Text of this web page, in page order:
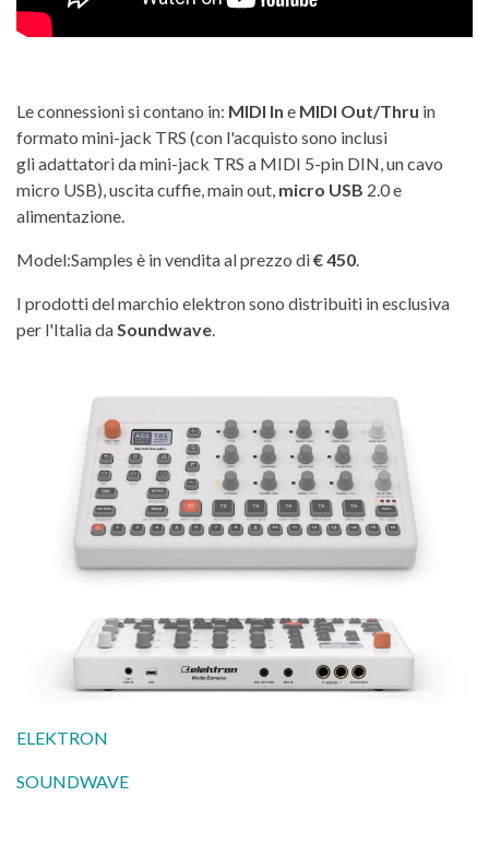
Le connessioni si contano in: MIDI In e MIDI Out/Thru in
formato mini-jack TRS (con l'acquisto sono inclusi
gliadattatori da mini-jack TRS a MIDI 5-pin DIN, un cavo
micro USB) , uscita cuffie, main out, micro USB 2.0 e
alimentazione.
Model:Samples è in vendita al prezzo di€ 450
I prodotti del marchio elektron sono distribuiti in esclusiva
per l'Italia da Soundwave
ELEKTRON
SOUNDWAVE